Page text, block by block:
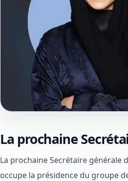
La prochaine
La prochaine Secrétaire générale
occupe la présidence du groupe